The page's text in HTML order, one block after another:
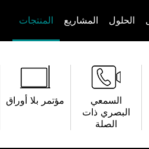
المنتجات المشاريع الحلول
مؤتمر بلا أوراق السمعي
البصري ذات
الصلة